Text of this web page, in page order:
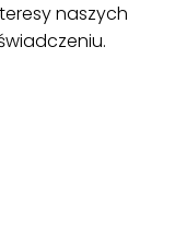
naszych